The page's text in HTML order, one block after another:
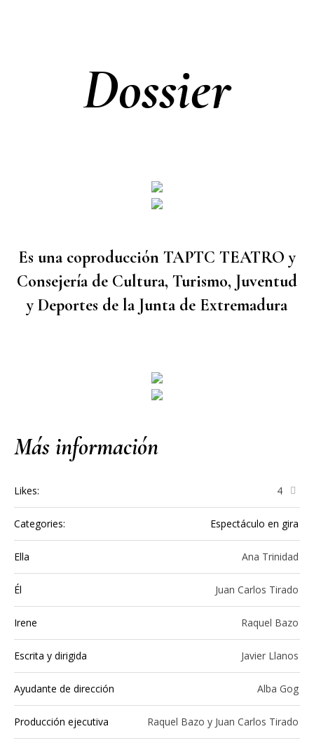
Dossier
Es una coproducción TAPTC TEATRO y
Consejería de Cultura, Turismo, Juventud
y Deportes de la Junta de Extremadura
Más información
Likes: 4
Categories: Espectáculo en gira
Ella Ana Trinidad
Él Juan Carlos Tirado
Irene Raquel Bazo
Escrita y dirigida Javier Llanos
Ayudante de dirección Alba Gog
Producción ejecutiva Raquel Bazo y Juan Carlos Tirado